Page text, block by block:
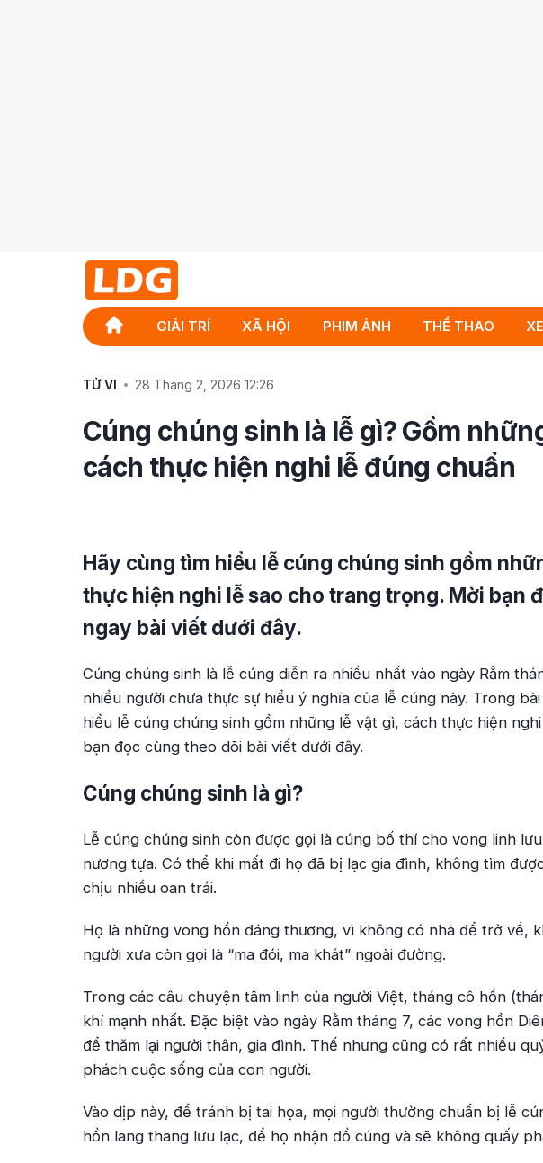
GIẢI TRÍ XÃ HỘI PHIM ẢNH THỂ THAO XE
TỬ VI 28 Tháng 2, 2026 12:26
Cúng chúng sinh là lễ gì? Gồm
cách thực hiện nghi lễ đúng chuẩn
Hãy cùng tìm hiểu lễ cúng chúng sinh gồm
thực hiện nghi lễ sao cho trang trọng. Mời bạn
ngay bài viết dưới đây.
Cúng chúng sinh là lễ cúng diễn ra nhiều nhất vào ngày Rằm
nhiều người chưa thực sự hiểu ý nghĩa của lễ cúng này. Trong
hiểu lễ cúng chúng sinh gồm những lễ vật gì, cách thực hiện
bạn đọc cùng theo dõi bài viết dưới đây.
Cúng chúng sinh là gì?
Lễ cúng chúng sinh còn được gọi là cúng bố thí cho vong linh
nương tựa. Có thể khi mất đi họ đã bị lạc gia đình, không tìm
chịu nhiều oan trái.
Họ là những vong hồn đáng thương, vì không có nhà để trở về,
người xưa còn gọi là “ma đói, ma khát” ngoài đường.
Trong các câu chuyện tâm linh của người Việt, tháng cô hồn
khí mạnh nhất. Đặc biệt vào ngày Rằm tháng 7, các vong hồn
để thăm lại người thân, gia đình. Thế nhưng cũng có rất nhiều
phách cuộc sống của con người.
Vào dịp này, để tránh bị tai họa, mọi người thường chuẩn bị lễ
hồn lang thang lưu lạc, để họ nhận đồ cúng và sẽ không quấy